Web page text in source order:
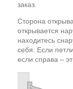
заказ.
Сторона
открывается
находитесь
себя. Если
если справа –